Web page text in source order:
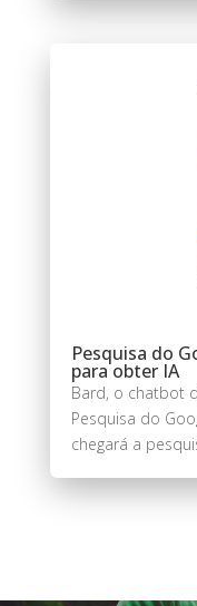
Pesquisa do
para obter IA
Bard, o chatbot
Pesquisa do
chegará a